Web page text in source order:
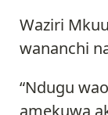
Waziri
wananchi
“Ndugu